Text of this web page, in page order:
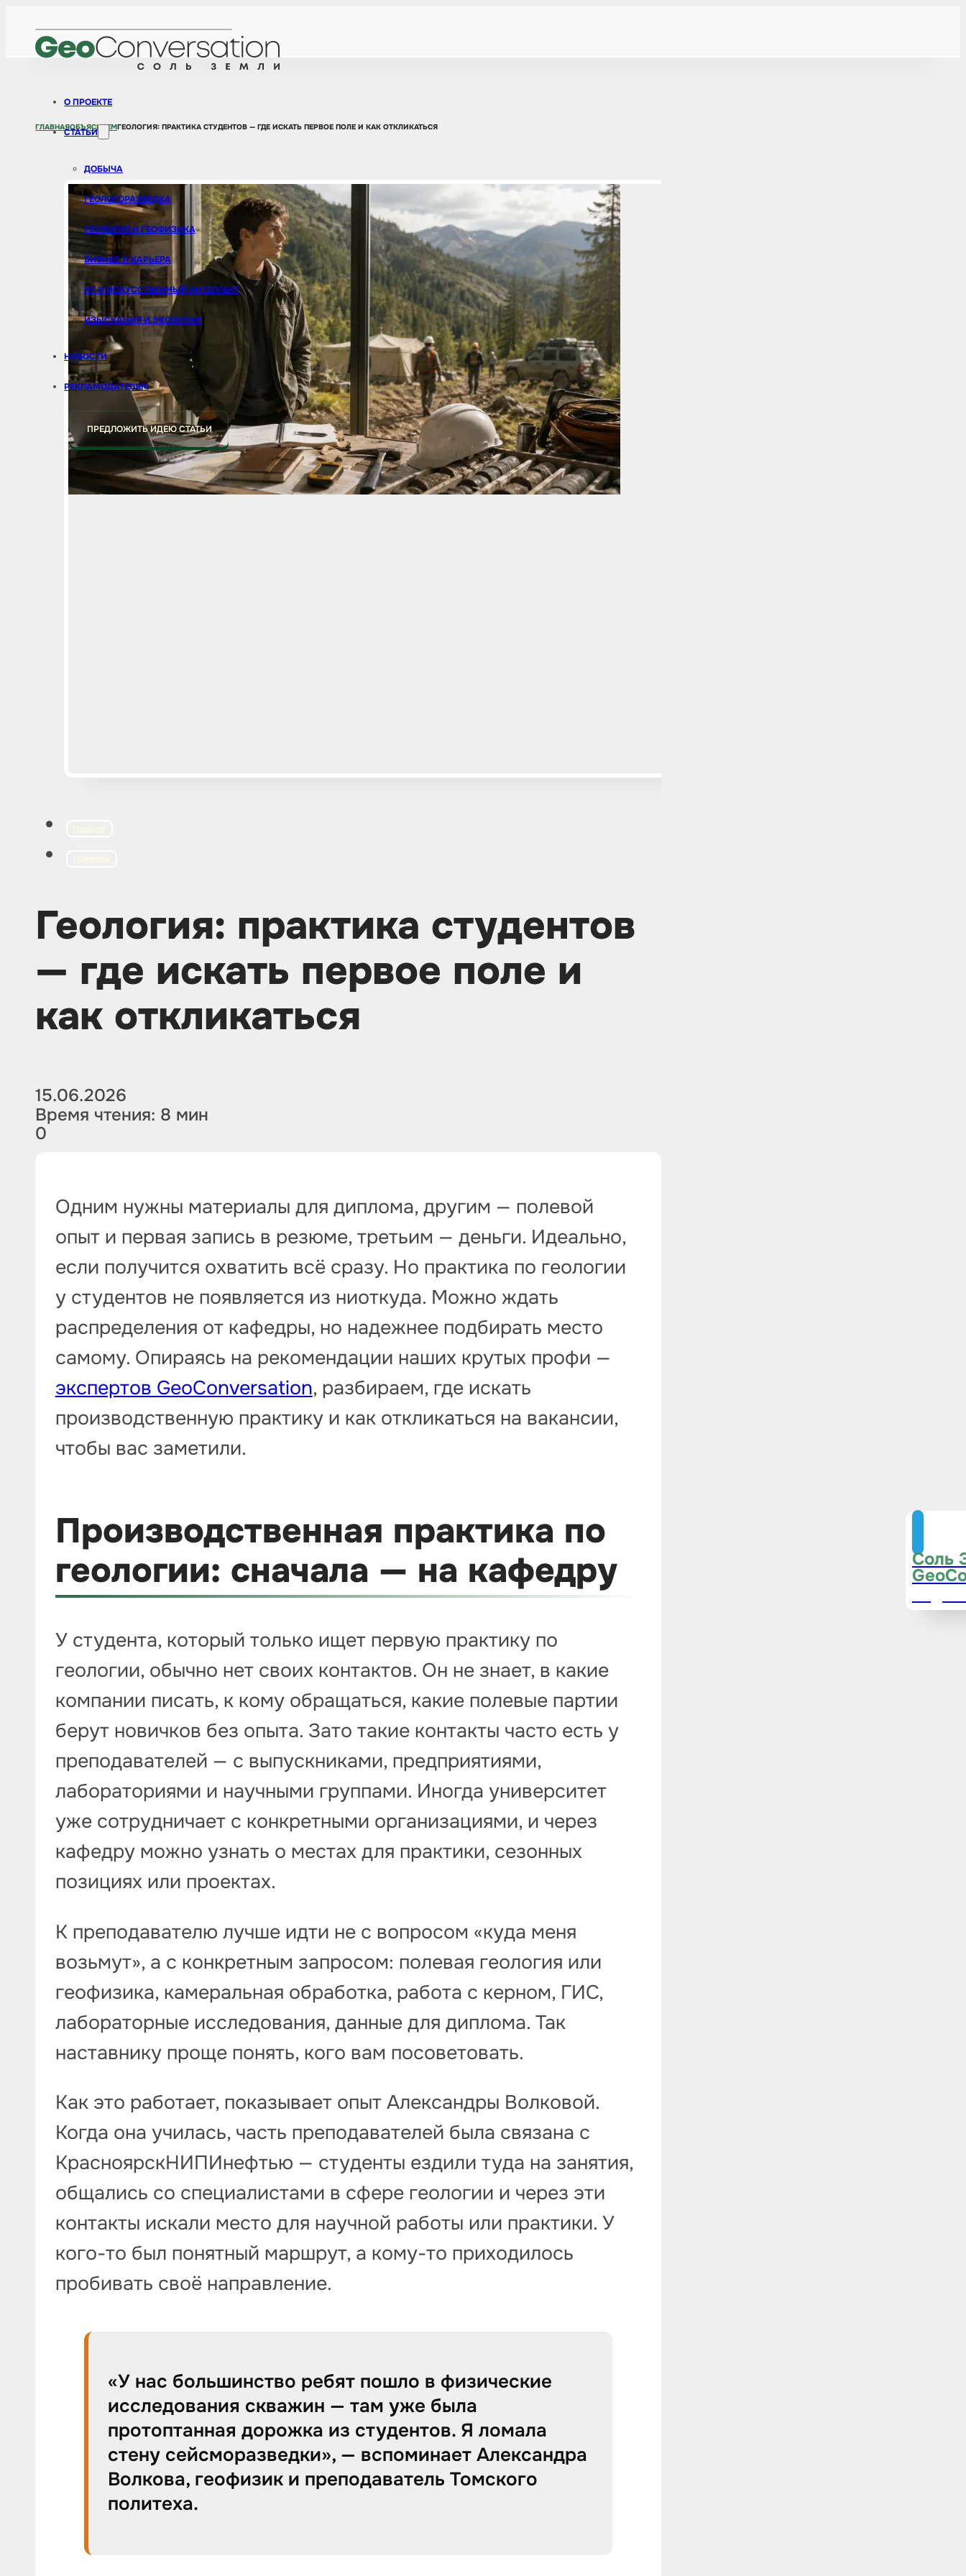
О ПРОЕКТЕ
СТАТЬИ
ДОБЫЧА
ГЕОЛОГОРАЗВЕДКА
ГЕОЛОГИЯ И ГЕОФИЗИКА
БИЗНЕС И КАРЬЕРА
ИТ И ИСКУССТВЕННЫЙ ИНТЕЛЛЕКТ
ИЗЫСКАНИЯ И ЭКОЛОГИЯ
НОВОСТИ
РЕКЛАМОДАТЕЛЯМ
ПРЕДЛОЖИТЬ ИДЕЮ СТАТЬИ
ГЛАВНАЯОБЪЯСНЯЕМГЕОЛОГИЯ: ПРАКТИКА СТУДЕНТОВ — ГДЕ ИСКАТЬ ПЕРВОЕ ПОЛЕ И КАК ОТКЛИКАТЬСЯ
Геология: практика студентов
— где искать первое поле и
как откликаться
15.06.2026
Время чтения: 8 мин
0
Одним нужны материалы для диплома, другим — полевой
опыт и первая запись в резюме, третьим — деньги. Идеально,
если получится охватить всё сразу. Но практика по геологии
у студентов не появляется из ниоткуда. Можно ждать
распределения от кафедры, но надежнее подбирать место
самому. Опираясь на рекомендации наших крутых профи —
экспертов GeoConversation, разбираем, где искать
производственную практику и как откликаться на вакансии,
чтобы вас заметили.
Производственная практика по
геологии: сначала — на кафедру
У студента, который только ищет первую практику по
геологии, обычно нет своих контактов. Он не знает, в какие
компании писать, к кому обращаться, какие полевые партии
берут новичков без опыта. Зато такие контакты часто есть у
преподавателей — с выпускниками, предприятиями,
лабораториями и научными группами. Иногда университет
уже сотрудничает с конкретными организациями, и через
кафедру можно узнать о местах для практики, сезонных
позициях или проектах.
К преподавателю лучше идти не с вопросом «куда меня
возьмут», а с конкретным запросом: полевая геология или
геофизика, камеральная обработка, работа с керном, ГИС,
лабораторные исследования, данные для диплома. Так
наставнику проще понять, кого вам посоветовать.
Как это работает, показывает опыт Александры Волковой.
Когда она училась, часть преподавателей была связана с
КрасноярскНИПИнефтью — студенты ездили туда на занятия,
общались со специалистами в сфере геологии и через эти
контакты искали место для научной работы или практики. У
кого-то был понятный маршрут, а кому-то приходилось
пробивать своё направление.
«У нас большинство ребят пошло в физические
исследования скважин — там уже была
протоптанная дорожка из студентов. Я ломала
стену сейсморазведки», — вспоминает Александра
Волкова, геофизик и преподаватель Томского
политеха.
Соль